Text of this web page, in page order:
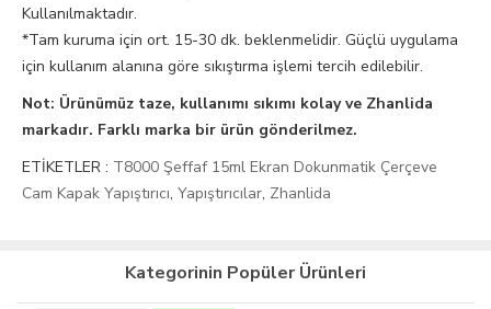
Kullanılmaktadır.
*Tam kuruma için ort. 15-30 dk. beklenmelidir. Güçlü uygulama
için kullanım alanına göre sıkıştırma işlemi tercih edilebilir.
Not: Ürünümüz taze, kullanımı sıkımı kolay ve Zhanlida
markadır. Farklı marka bir ürün gönderilmez.
ETİKETLER : T8000 Şeffaf 15ml Ekran Dokunmatik Çerçeve
Cam Kapak Yapıştırıcı, Yapıştırıcılar, Zhanlida
Kategorinin Popüler Ürünleri